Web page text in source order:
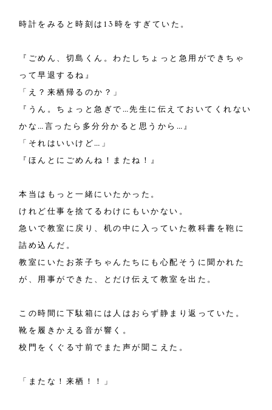
時計をみると時刻は13時をすぎていた。
『ごめん、切島くん。わたしちょっと急用ができちゃ
って早退するね』
「え？来栖帰るのか？」
『うん。ちょっと急ぎで…先生に伝えておいてくれない
かな…言ったら多分分かると思うから…』
「それはいいけど…」
『ほんとにごめんね！またね！』
本当はもっと一緒にいたかった。
けれど仕事を捨てるわけにもいかない。
急いで教室に戻り、机の中に入っていた教科書を鞄に
詰め込んだ。
教室にいたお茶子ちゃんたちにも心配そうに聞かれた
が、用事ができた、とだけ伝えて教室を出た。
この時間に下駄箱には人はおらず静まり返っていた。
靴を履きかえる音が響く。
校門をくぐる寸前でまた声が聞こえた。
「またな！来栖！！」